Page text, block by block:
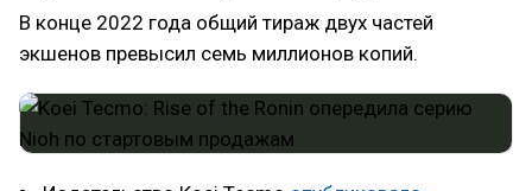
В конце 2022 года общий тираж двух частей
экшенов превысил семь миллионов копий.